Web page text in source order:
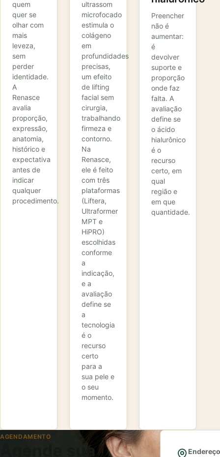
quem
quer se
olhar com
mais
leveza,
sem
perder
identidade.
A
Renasce
avalia
proporção,
expressão,
anatomia,
histórico e
expectativa
antes de
indicar
qualquer
procedimento.
ultrassom
microfocado
estimula o
colágeno
em
profundidades
precisas,
um efeito
de lifting
facial sem
cirurgia,
trabalhando
firmeza e
contorno.
Na
Renasce,
ele é feito
com três
plataformas
(Liftera,
Ultraformer
MPT e
HiPRO)
escolhidas
conforme
a
indicação,
e a
avaliação
define se
a
tecnologia
é o
recurso
certo
para a
sua pele e
o seu
momento.
Preencher
não é
aumentar:
é
devolver
suporte e
proporção
onde faz
falta. A
avaliação
define se
o ácido
hialurônico
é o
recurso
certo, em
qual
região e
em que
quantidade.
AGENDAMENTO
Agende sua
Endereço